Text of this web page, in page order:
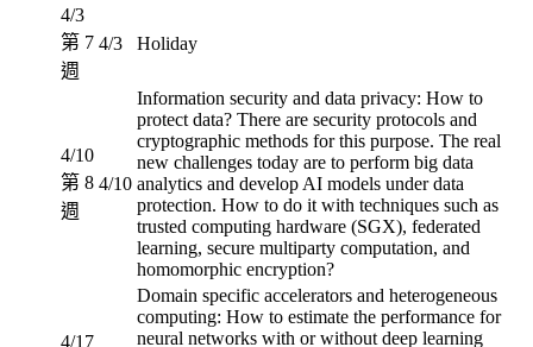
4/3
第 7
週
4/3 Holiday
4/10
第 8
週
4/10
Information security and data privacy: How to
protect data? There are security protocols and
cryptographic methods for this purpose. The real
new challenges today are to perform big data
analytics and develop AI models under data
protection. How to do it with techniques such as
trusted computing hardware (SGX), federated
learning, secure multiparty computation, and
homomorphic encryption?
4/17
Domain specific accelerators and heterogeneous
computing: How to estimate the performance for
neural networks with or without deep learning